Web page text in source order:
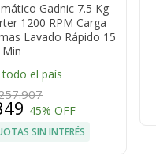
Gadnic 7.5 Kg
1200 RPM Carga
Lavado Rápido 15
Min
todo el país
45% OFF
SIN INTERÉS